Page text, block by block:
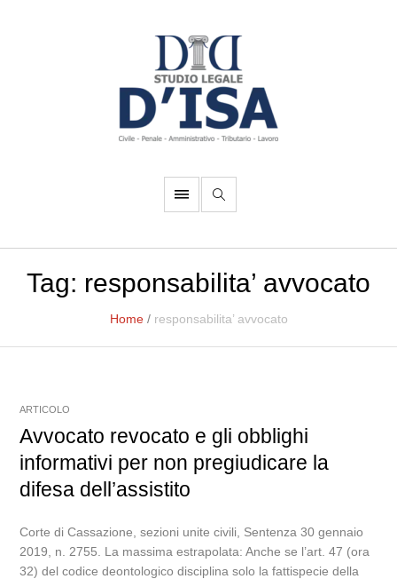
Tag: responsabilita’ avvocato
Home / responsabilita’ avvocato
ARTICOLO
Avvocato revocato e gli obblighi
informativi per non pregiudicare la
difesa dell’assistito
Corte di Cassazione, sezioni unite civili, Sentenza 30 gennaio
2019, n. 2755. La massima estrapolata: Anche se l’art. 47 (ora
32) del codice deontologico disciplina solo la fattispecie della